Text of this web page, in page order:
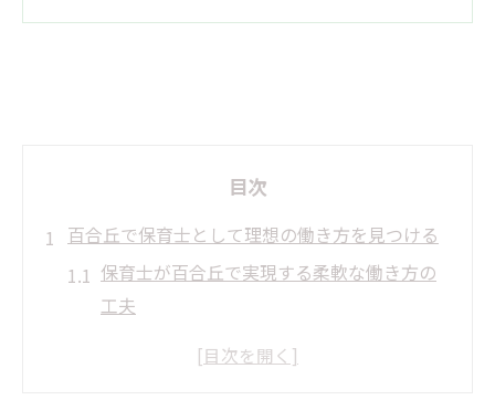
目次
百合丘で保育士として理想の働き方を見つける
保育士が百合丘で実現する柔軟な働き方の
工夫
保育士求人情報で選ぶ理想の職場環境の特